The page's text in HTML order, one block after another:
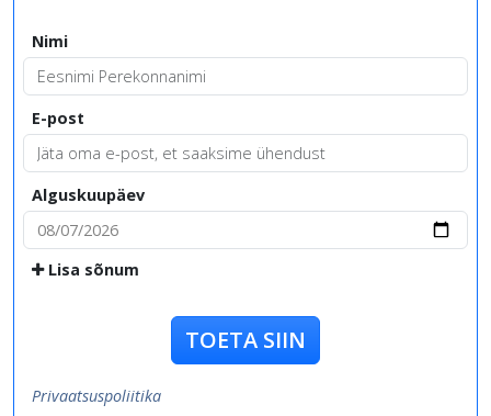
Nimi
E-post
Alguskuupäev
Lisa sõnum
TOETA SIIN
Privaatsuspoliitika